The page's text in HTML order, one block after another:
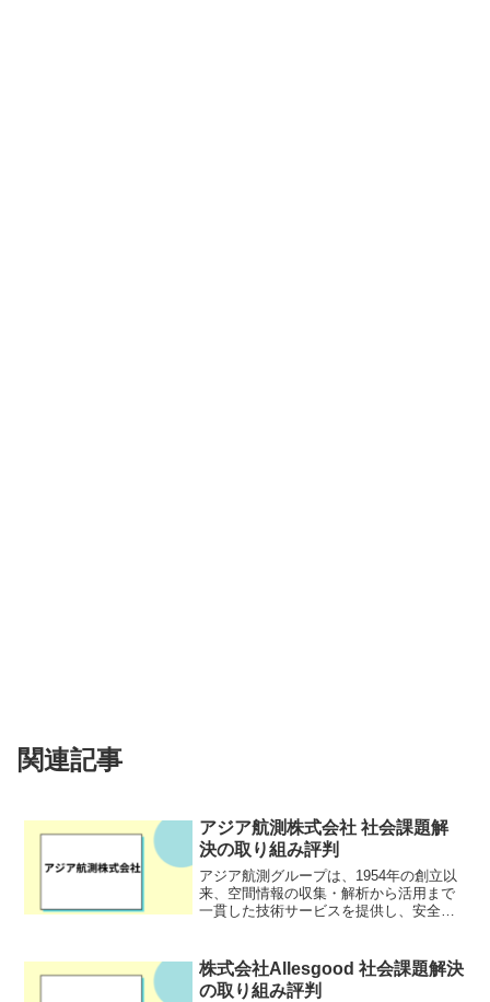
関連記事
アジア航測株式会社 社会課題解
決の取り組み評判
アジア航測グループは、1954年の創立以
来、空間情報の収集・解析から活用まで
一貫した技術サービスを提供し、安全で
空機やセンサーを用いた空間情報の収
集・解析、国土保全や社...
株式会社Allesgood 社会課題解決
の取り組み評判